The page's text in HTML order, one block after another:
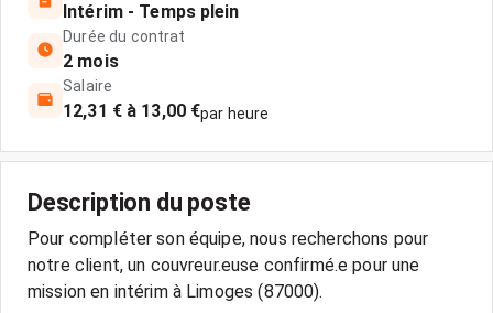
Intérim - Temps plein
Durée du contrat
2 mois
Salaire
12,31 € à 13,00 €par heure
Description du poste
Pour compléter son équipe, nous recherchons pour
notre client, un couvreur.euse confirmé.e pour une
mission en intérim à Limoges (87000).